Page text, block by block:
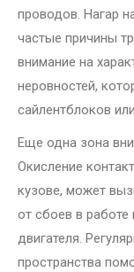
проводов. Нагар
частые причины
внимание на
неровностей,
сайлентблоков
Еще одна зона
Окисление
кузове, может
от сбоев в работе
двигателя.
пространства